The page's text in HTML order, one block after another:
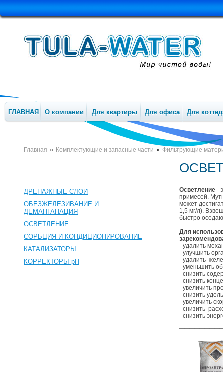
ГЛАВНАЯ О компании Для квартиры Для офиса Для
Главная » Комплектующие и запасные части » Фильтрующие
ДРЕНАЖНЫЕ СЛОИ
ОБЕЗЖЕЛЕЗИВАНИЕ И
ДЕМАНГАНАЦИЯ
ОСВЕТЛЕНИЕ
СОРБЦИЯ И КОНДИЦИОНИРОВАНИЕ
КАТАЛИЗАТОРЫ
КОРРЕКТОРЫ pH
Осветление -
примесей.
может
1,5 мг/л).
быстро
Для
- удалить
- улучшить
- удалить
- уменьшить
- снизить
- снизить
- увеличить
- снизить
- увеличить
- снизить
- снизить